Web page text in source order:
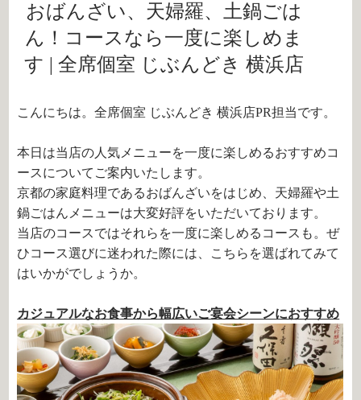
おばんざい、天婦羅、土鍋ごは
ん！コースなら一度に楽しめま
す | 全席個室 じぶんどき 横浜店
こんにちは。全席個室 じぶんどき 横浜店PR担当です。
本日は当店の人気メニューを一度に楽しめるおすすめコ
ースについてご案内いたします。
京都の家庭料理であるおばんざいをはじめ、天婦羅や土
鍋ごはんメニューは大変好評をいただいております。
当店のコースではそれらを一度に楽しめるコースも。ぜ
ひコース選びに迷われた際には、こちらを選ばれてみて
はいかがでしょうか。
カジュアルなお食事から幅広いご宴会シーンにおすすめ